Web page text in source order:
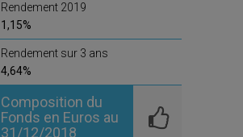
Rendement 2019
1,15%
Rendement sur 3 ans
4,64%
Composition du
Fonds en Euros au
31/12/2018